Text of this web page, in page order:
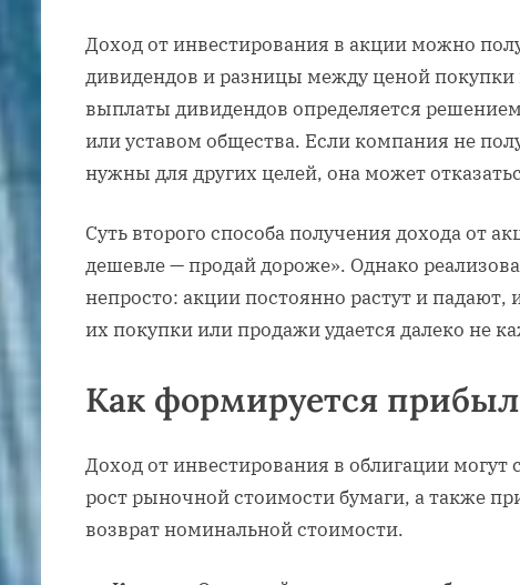
Доход от инвестирования в акции можно
дивидендов и разницы между ценой
выплаты дивидендов определяется
или уставом общества. Если компания не
нужны для других целей, она может
Суть второго способа получения дохода от
дешевле — продай дороже». Однако
непросто: акции постоянно растут и падают,
их покупки или продажи удается далеко не
Как формируется
Доход от инвестирования в облигации могут
рост рыночной стоимости бумаги, а также
возврат номинальной стоимости.